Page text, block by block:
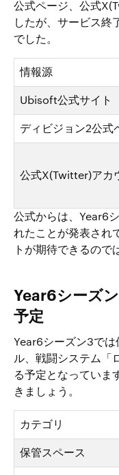
公式ページ、公式
したが、サービス終
でした。
情報源
Ubisoft公式サイト
ディビジョン2公式
公式X(Twitter)アカ
公式からは、Year6
れたことが発表され
トが期待できるので
Year6シーズ
予定
Year6シーズン3では
ル、戦闘システム「
る予定となっていま
きましょう。
カテゴリ
保管スペース